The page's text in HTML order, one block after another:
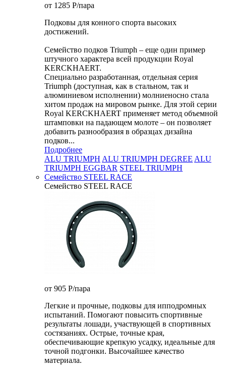
от 1285 P/пара
Подковы для конного спорта высоких
достижений.
Семейство подков Triumph – еще один пример
штучного характера всей продукции Royal
KERCKHAERT.
Специально разработанная, отдельная серия
Triumph (доступная, как в стальном, так и
алюминиевом исполнении) молниеносно стала
хитом продаж на мировом рынке. Для этой серии
Royal KERCKHAERT применяет метод объемной
штамповки на падающем молоте – он позволяет
добавить разнообразия в образцах дизайна
подков...
Подробнее
ALU TRIUMPH ALU TRIUMPH DEGREE ALU
TRIUMPH EGGBAR STEEL TRIUMPH
Семейство STEEL RACE
Семейство STEEL RACE
от 905 P/пара
Легкие и прочные, подковы для ипподромных
испытаний. Помогают повысить спортивные
результаты лошади, участвующей в спортивных
состязаниях. Острые, точные края,
обеспечивающие крепкую усадку, идеальные для
точной подгонки. Высочайшее качество
материала.